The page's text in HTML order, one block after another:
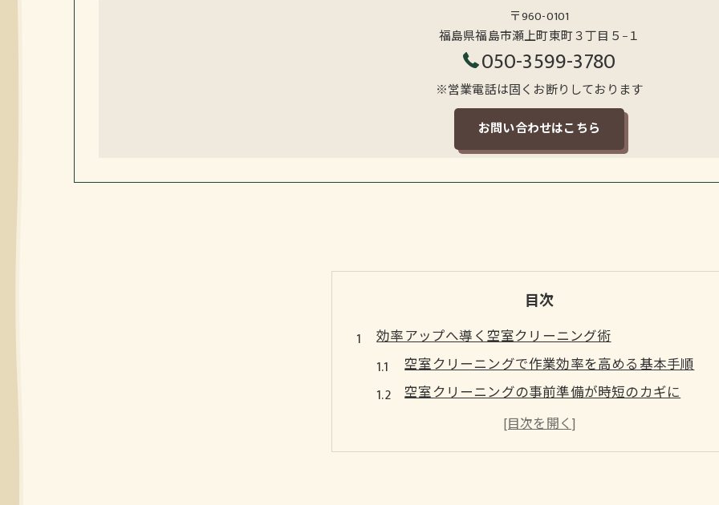
〒960-0101
福島県福島市瀬上町東町３丁目５−１
050-3599-3780
※営業電話は固くお断りしております
お問い合わせはこちら
目次
効率アップへ導く空室クリーニング術
空室クリーニングで作業効率を高める基本手順
空室クリーニングの事前準備が時短のカギに
効率アップに役立つ空室クリーニングのコツ
空室クリーニングをプロ並みに仕上げるテクニッ